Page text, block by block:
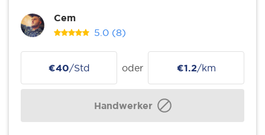
Cem
5.0 (8)
€40/Std oder €1.2/km
Handwerker